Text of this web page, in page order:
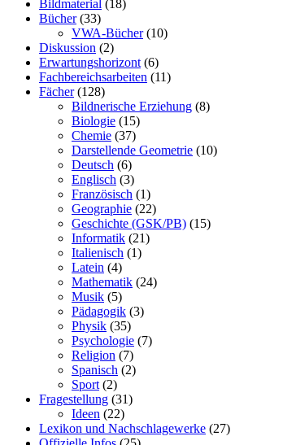
Bildmaterial (18)
Bücher(33)
VWA-Bücher(10)
Diskussion (2)
Erwartungshorizont (6)
Fachbereichsarbeiten (11)
Fächer(128)
Bildnerische Erziehung (8)
Biologie (15)
Chemie (37)
Darstellende Geometrie (10)
Deutsch (6)
Englisch (3)
Französisch (1)
Geographie (22)
Geschichte (GSK/PB) (15)
Informatik (21)
Italienisch (1)
Latein (4)
Mathematik (24)
Musik (5)
Pädagogik (3)
Physik (35)
Psychologie (7)
Religion (7)
Spanisch (2)
Sport (2)
Fragestellung (31)
Ideen (22)
Lexikon und Nachschlagewerke (27)